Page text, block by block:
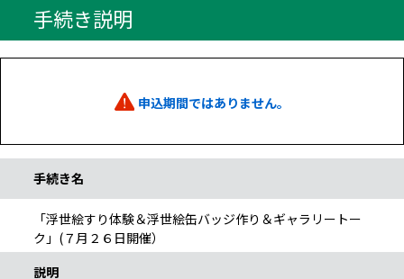
手続き説明
申込期間ではありません。
手続き名
「浮世絵すり体験＆浮世絵缶バッジ作り＆ギャラリートー
ク」(７月２６日開催）
説明